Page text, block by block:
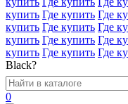
купить Где купить Где
купить Где купить Где
купить Где купить Где
купить Где купить Где
Black?
0